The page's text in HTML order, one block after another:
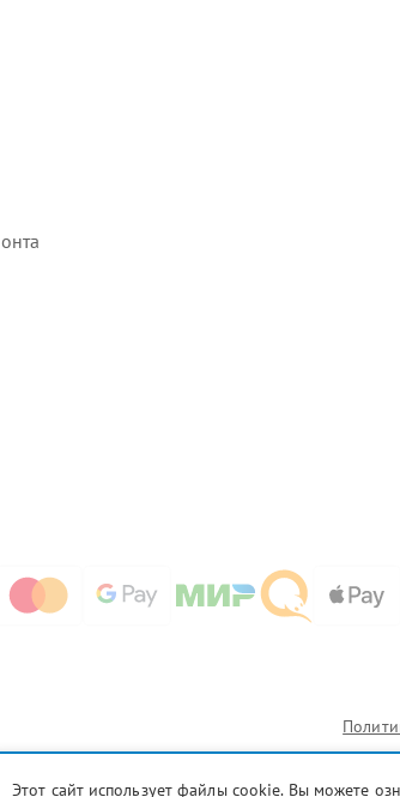
справочный характер.
Этот сайт использует файлы cookie. Вы можете